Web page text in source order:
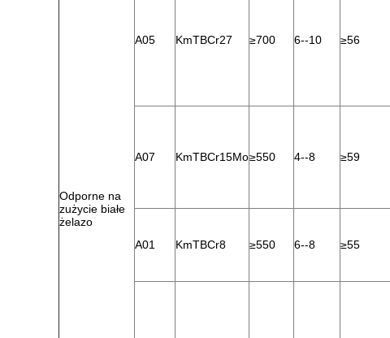
Odporne na
zużycie białe
żelazo
A05 KmTBCr27 ≥700 6--10 ≥56
A07 KmTBCr15Mo≥550 4--8 ≥59
A01 KmTBCr8 ≥550 6--8 ≥55